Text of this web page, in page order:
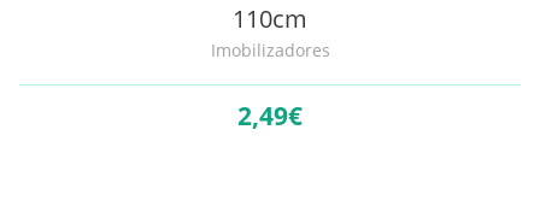
110cm
Imobilizadores
2,49€